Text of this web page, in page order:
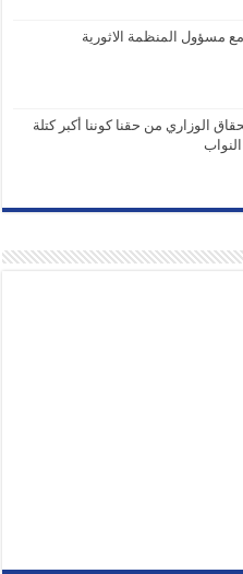
مسؤول المنظمة الاثورية
الوزاري من حقنا كوننا أكبر كتلة